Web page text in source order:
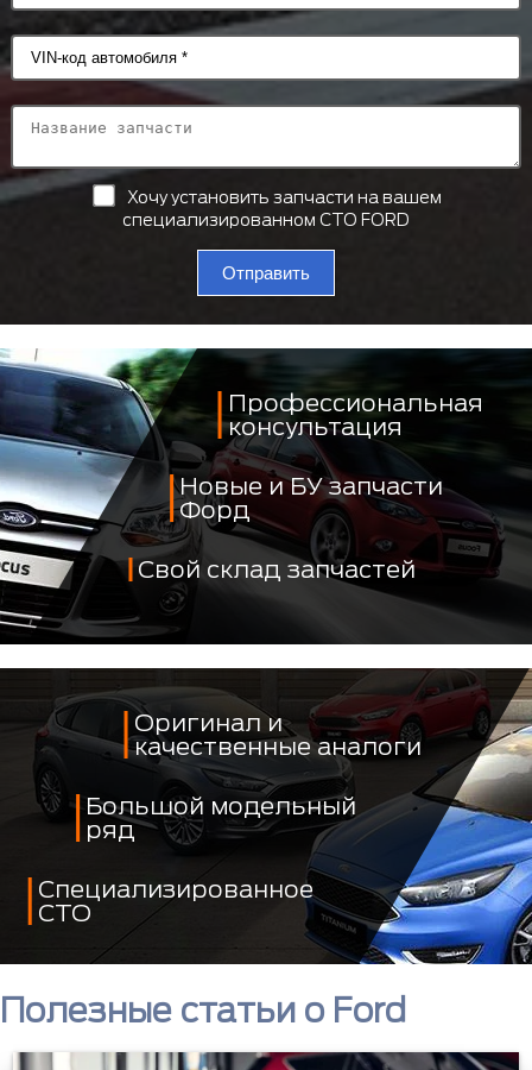
Хочу установить запчасти на вашем
специализированном СТО FORD
Отправить
Профессиональная
консультация
Новые и БУ запчасти
Форд
Свой склад запчастей
Оригинал и
качественные аналоги
Большой модельный
ряд
Специализированное
СТО
Полезные статьи о Ford